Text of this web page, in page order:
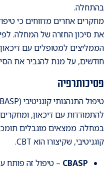
בהתחלה.
מחקרים אחרים מדווחים כי
את סיכון החזרה של המחלה.
חודשים, על מנת להגביר את
פסיכותרפיה
להתמודדות עם דיכאון,
במחלה. ממצאים מוגבלים
קוגניטיבי, שקיצורו הוא CBT.
CBASP